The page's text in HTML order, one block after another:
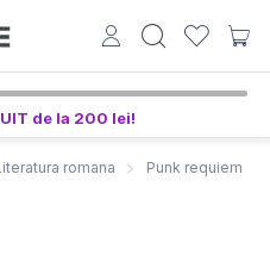
de la 200 lei!
romana Punk requiem